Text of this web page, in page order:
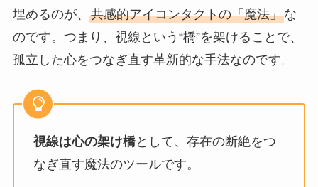
埋めるのが、 共感的アイコンタクトの「魔法」な
のです。つまり、視線という“橋”を架けることで、
孤立した心をつなぎ直す革新的な手法なのです。
視線は心の架け橋として、存在の断絶をつ
なぎ直す魔法のツールです。